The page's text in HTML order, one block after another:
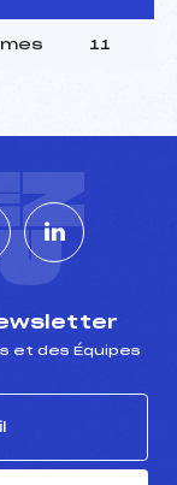
11
et des Équipes